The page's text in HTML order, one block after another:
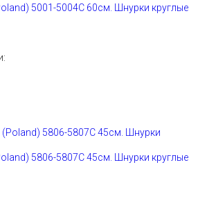
5001-5004С 60см. Шнурки круглые
5806-5807С 45см. Шнурки круглые